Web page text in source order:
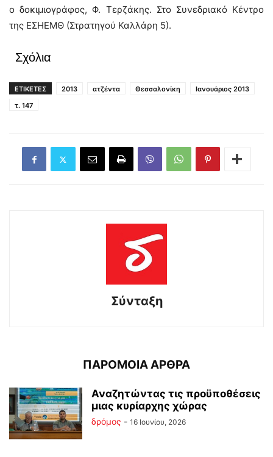
ο δοκιμιογράφος, Φ. Τερζάκης. Στο Συνεδριακό Κέντρο
της ΕΣΗΕΜΘ (Στρατηγού Καλλάρη 5).
Σχόλια
ΕΤΙΚΕΤΕΣ 2013 ατζέντα Θεσσαλονίκη
Ιανουάριος 2013
τ. 147
Σύνταξη
ΠΑΡΟΜΟΙΑ ΑΡΘΡΑ
Αναζητώντας τις προϋποθέσεις
μιας κυρίαρχης χώρας
δρόμος - 16 Ιουνίου, 2026